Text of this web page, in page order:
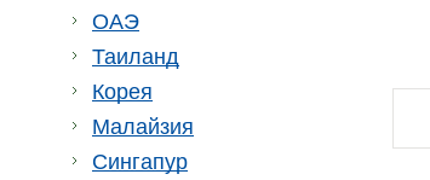
ОАЭ
Таиланд
Корея
Малайзия
Сингапур